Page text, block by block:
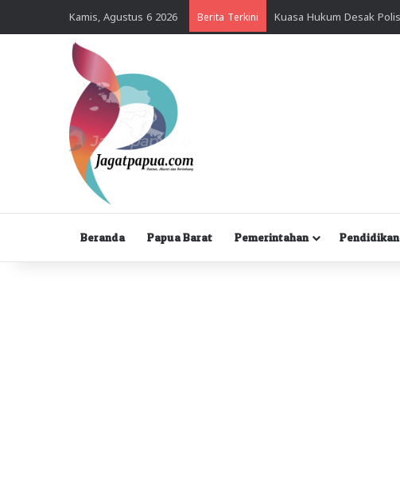
Kamis, Agustus 6 2026 Berita Terkini
Beranda Papua Barat Pemerintahan Pendidikan